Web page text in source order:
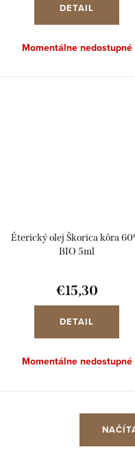
DETAIL
Momentálne nedostupné
Éterický olej Škorica kôra
BIO 5ml
€15,30
DETAIL
Momentálne nedostupné